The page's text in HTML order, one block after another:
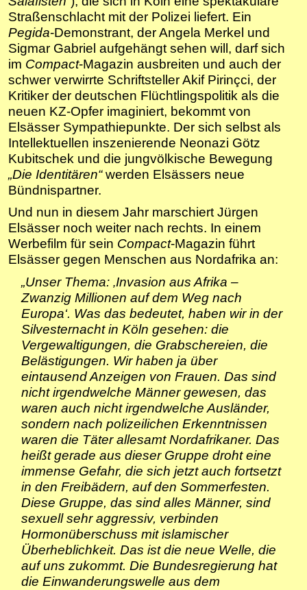
Straßenschlacht mit der Polizei liefert. Ein
Pegida-Demonstrant, der Angela Merkel und
Sigmar Gabriel aufgehängt sehen will, darf sich
im Compact-Magazin ausbreiten und auch der
schwer verwirrte Schriftsteller Akif Pirinçci, der
Kritiker der deutschen Flüchtlingspolitik als die
neuen KZ-Opfer imaginiert, bekommt von
Elsässer Sympathiepunkte. Der sich selbst als
Intellektuellen inszenierende Neonazi Götz
Kubitschek und die jungvölkische Bewegung
„Die Identitären“werden Elsässers neue
Bündnispartner.
Und nun in diesem Jahr marschiert Jürgen
Elsässer noch weiter nach rechts. In einem
Werbefilm für sein Compact-Magazin führt
Elsässer gegen Menschen aus Nordafrika an:
„Unser Thema: ‚Invasion aus Afrika –
Zwanzig Millionen auf dem Weg nach
Europa‘. Was das bedeutet, haben wir in der
Silvesternacht in Köln gesehen: die
Vergewaltigungen, die Grabschereien, die
Belästigungen. Wir haben ja über
eintausend Anzeigen von Frauen. Das sind
nicht irgendwelche Männer gewesen, das
waren auch nicht irgendwelche Ausländer,
sondern nach polizeilichen Erkenntnissen
waren die Täter allesamt Nordafrikaner. Das
heißt gerade aus dieser Gruppe droht eine
immense Gefahr, die sich jetzt auch fortsetzt
in den Freibädern, auf den Sommerfesten.
Diese Gruppe, das sind alles Männer, sind
sexuell sehr aggressiv, verbinden
Hormonüberschuss mit islamischer
Überheblichkeit. Das ist die neue Welle, die
auf uns zukommt. Die Bundesregierung hat
die Einwanderungswelle aus dem